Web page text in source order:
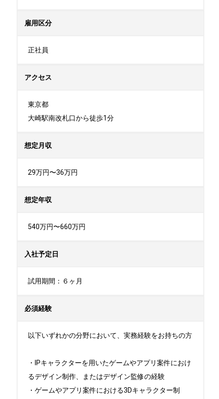
雇用区分
正社員
アクセス
東京都
大崎駅南改札口から徒歩1分
想定月収
29万円〜36万円
想定年収
540万円〜660万円
入社予定日
試用期間：６ヶ月
必須経験
以下いずれかの分野において、実務経験をお持ちの方
・IPキャラクターを用いたゲームやアプリ案件におけ
るデザイン制作、またはデザイン監修の経験
・ゲームやアプリ案件における3Dキャラクター制